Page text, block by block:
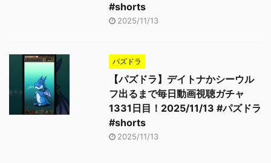
#shorts
2025/11/13
パズドラ
【パズドラ】デイトナかシーウル
フ出るまで毎日動画視聴ガチャ
1331日目！2025/11/13 #パズドラ
#shorts
2025/11/13